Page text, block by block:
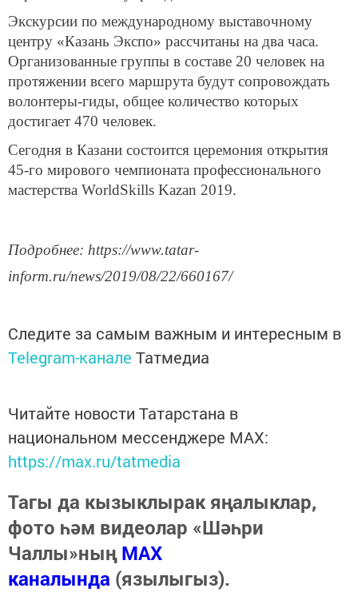
Экскурсии по международному выставочному
центру «Казань Экспо» рассчитаны на два часа.
Организованные группы в составе 20 человек на
протяжении всего маршрута будут сопровождать
волонтеры-гиды, общее количество которых
достигает 470 человек.
Сегодня в Казани состоится церемония открытия
45-го мирового чемпионата профессионального
мастерства WorldSkills Kazan 2019.
Подробнее: https://www.tatar-
inform.ru/news/2019/08/22/660167/
Следите за самым важным и интересным в
Telegram-канале Татмедиа
Читайте новости Татарстана в
национальном мессенджере MАХ:
https://max.ru/tatmedia
Тагы да кызыклырак яңалыклар,
фото һәм видеолар «Шәһри
Чаллы»ныңMAX
каналында (язылыгыз).